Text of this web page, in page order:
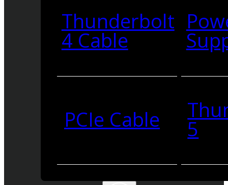
Thunderbolt
4 Cable
PCIe Cable 5